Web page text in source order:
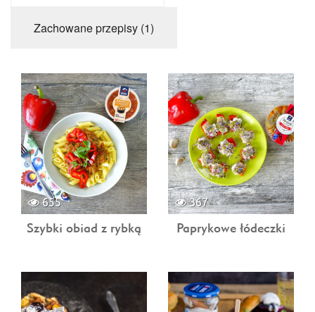
Zachowane przepisy (1)
655
Szybki obiad z rybką
367
Paprykowe łódeczki